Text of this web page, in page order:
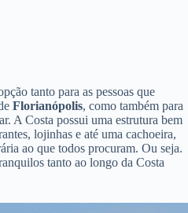
tanto para as pessoas que
Florianópolis, como também para
A Costa possui uma estrutura bem
lojinhas e até uma cachoeira,
ao que todos procuram. Ou seja.
tanto ao longo da Costa